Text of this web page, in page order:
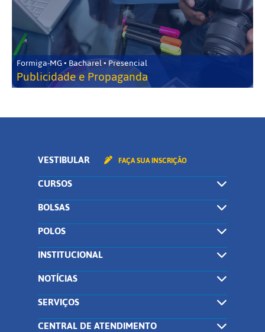
Formiga-MG • Bacharel • Presencial
Publicidade e Propaganda
VESTIBULAR FAÇA SUA INSCRIÇÃO
CURSOS
BOLSAS
POLOS
INSTITUCIONAL
NOTÍCIAS
SERVIÇOS
CENTRAL DE ATENDIMENTO